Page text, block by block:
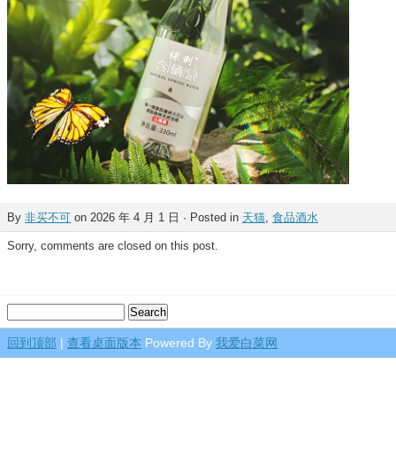
By 非买不可 on 2026 年 4 月 1 日 · Posted in 天猫, 食品酒水
Sorry, comments are closed on this post.
回到顶部 | 查看桌面版本 Powered By 我爱白菜网